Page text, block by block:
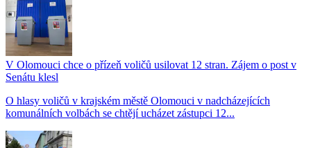
V Olomouci chce o přízeň voličů usilovat 12 stran. Zájem o post v
Senátu klesl
O hlasy voličů v krajském městě Olomouci v nadcházejících
komunálních volbách se chtějí ucházet zástupci 12...